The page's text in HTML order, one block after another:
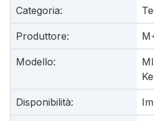
Categoria:
Produttore:
Modello:
Disponibilità: